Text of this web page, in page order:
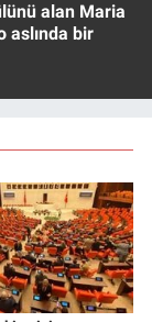
alan Maria
aslında bir